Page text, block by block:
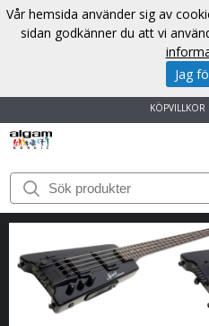
KÖPVILLKOR
START
VARUMÄRKEN
NYHETER
Vår hemsida använder sig av
sidan godkänner du att vi
Jag